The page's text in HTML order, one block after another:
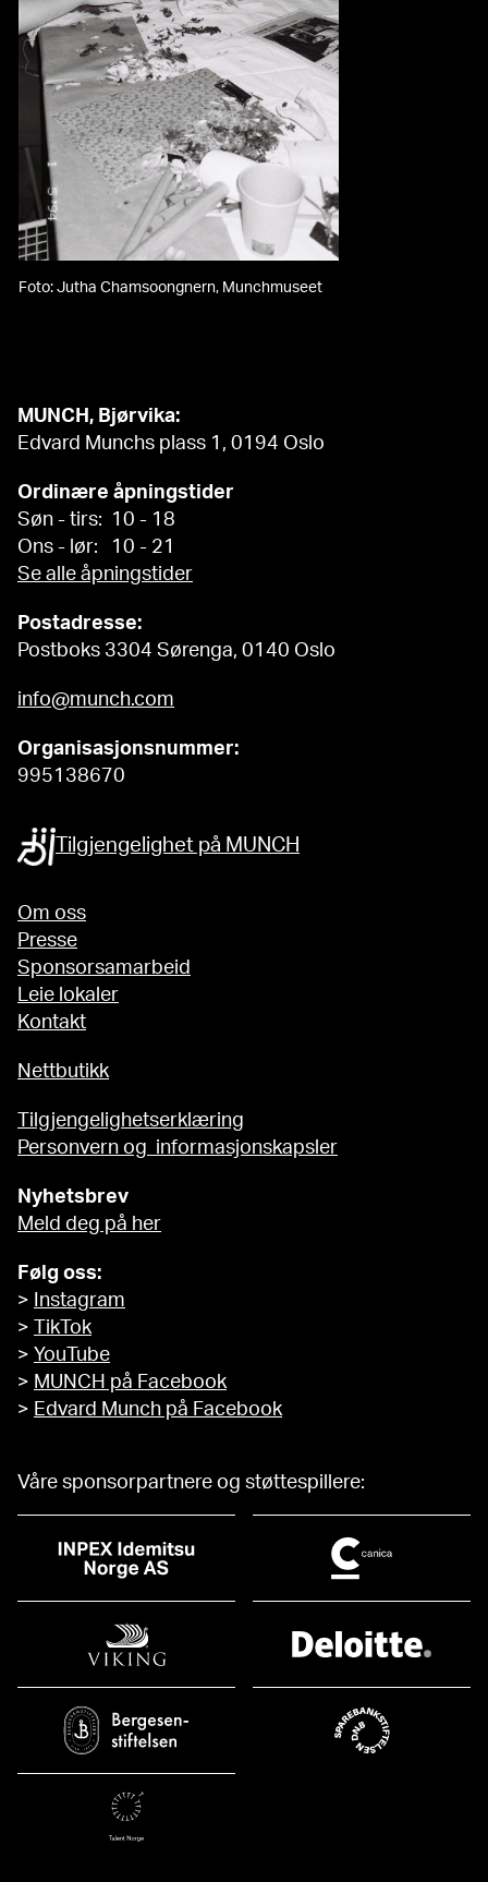
Foto: Jutha Chamsoongnern, Munchmuseet
MUNCH, Bjørvika:
Edvard Munchs plass 1, 0194 Oslo
Ordinære åpningstider
Søn - tirs: 10 - 18
Ons - lør: 10 - 21
Se alle åpningstider
Postadresse:
Postboks 3304 Sørenga, 0140 Oslo
info@munch.com
Organisasjonsnummer:
995138670
Tilgjengelighet på MUNCH
Om oss
Presse
Sponsorsamarbeid
Leie lokaler
Kontakt
Nettbutikk
Tilgjengelighetserklæring
Personvern og informasjonskapsler
Nyhetsbrev
Meld deg på her
Følg oss:
>
Instagram
>
TikTok
> YouTube
> MUNCH på Facebook
> Edvard Munch på Facebook
Våre sponsorpartnere og støttespillere: